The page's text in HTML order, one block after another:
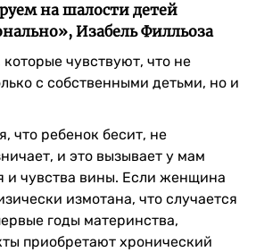
на шалости детей
Изабель Филльоза
чувствуют, что не
с собственными детьми, но и
что ребенок бесит, не
и это вызывает у мам
и чувства вины. Если женщина
измотана, что случается
годы материнства,
приобретают хронический